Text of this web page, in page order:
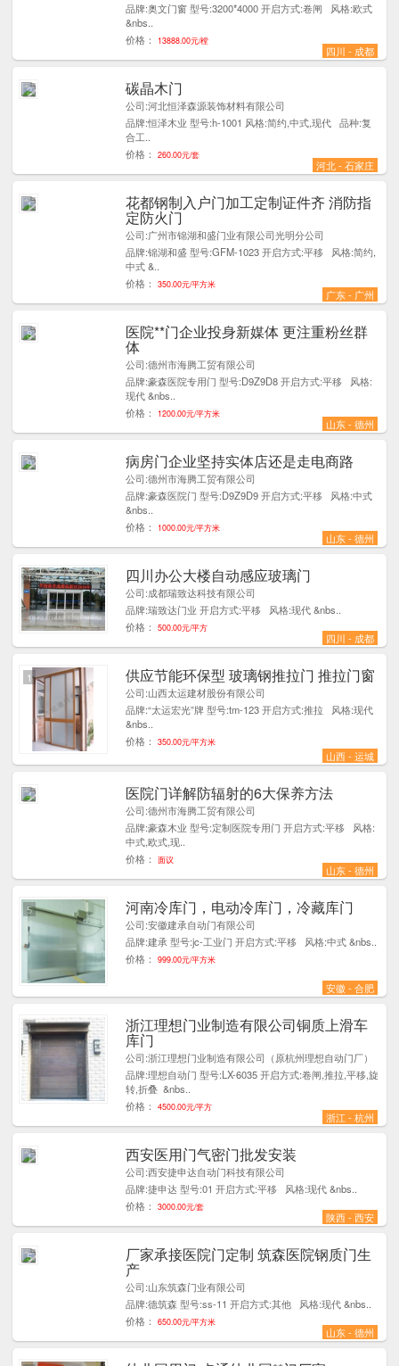
品牌:奥文门窗 型号:3200*4000 开启方式:卷闸 风格:欧式
&nbs..
价格：
13888.00元/樘
四川 - 成都
碳晶木门
公司:河北恒泽森源装饰材料有限公司
品牌:恒泽木业 型号:h-1001 风格:简约,中式,现代 品种:复
合工..
价格：
260.00元/套
河北 - 石家庄
2
花都钢制入户门加工定制证件齐 消防指
定防火门
公司:广州市锦湖和盛门业有限公司光明分公司
品牌:锦湖和盛 型号:GFM-1023 开启方式:平移 风格:简约,
中式 &..
价格：
350.00元/平方米
广东 - 广州
1
医院**门企业投身新媒体 更注重粉丝群
体
公司:德州市海腾工贸有限公司
品牌:豪森医院专用门 型号:D9Z9D8 开启方式:平移 风格:
现代 &nbs..
价格：
1200.00元/平方米
山东 - 德州
8
病房门企业坚持实体店还是走电商路
公司:德州市海腾工贸有限公司
品牌:豪森医院门 型号:D9Z9D9 开启方式:平移 风格:中式
&nbs..
价格：
1000.00元/平方米
山东 - 德州
9
四川办公大楼自动感应玻璃门
公司:成都瑞致达科技有限公司
品牌:瑞致达门业 开启方式:平移 风格:现代 &nbs..
价格：
500.00元/平方
四川 - 成都
1
供应节能环保型 玻璃钢推拉门 推拉门窗
公司:山西太运建材股份有限公司
品牌:“太运宏光”牌 型号:tm-123 开启方式:推拉 风格:现代
&nbs..
价格：
350.00元/平方米
山西 - 运城
1
医院门详解防辐射的6大保养方法
公司:德州市海腾工贸有限公司
品牌:豪森木业 型号:定制医院专用门 开启方式:平移 风格:
中式,欧式,现..
价格：
面议
山东 - 德州
4
河南冷库门，电动冷库门，冷藏库门
公司:安徽建承自动门有限公司
品牌:建承 型号:jc-工业门 开启方式:平移 风格:中式 &nbs..
价格：
999.00元/平方米
安徽 - 合肥
5
浙江理想门业制造有限公司铜质上滑车
库门
公司:浙江理想门业制造有限公司（原杭州理想自动门厂）
品牌:理想自动门 型号:LX-6035 开启方式:卷闸,推拉,平移,旋
转,折叠 &nbs..
价格：
4500.00元/平方
浙江 - 杭州
1
西安医用门气密门批发安装
公司:西安捷申达自动门科技有限公司
品牌:捷申达 型号:01 开启方式:平移 风格:现代 &nbs..
价格：
3000.00元/套
陕西 - 西安
1
厂家承接医院门定制 筑森医院钢质门生
产
公司:山东筑森门业有限公司
品牌:德筑森 型号:ss-11 开启方式:其他 风格:现代 &nbs..
价格：
650.00元/平方米
山东 - 德州
5